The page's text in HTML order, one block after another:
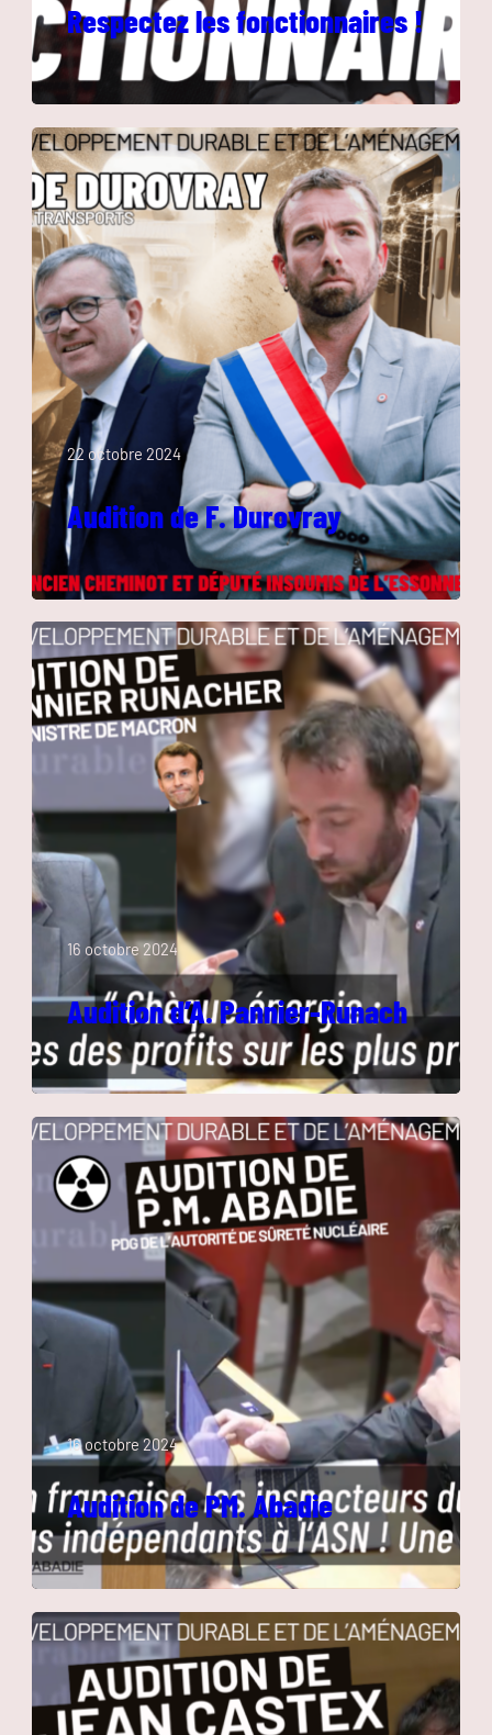
Respectez les fonctionnaires !
22 octobre 2024
Audition de F. Durovray
16 octobre 2024
Audition d’A. Pannier-Runach
16 octobre 2024
Audition de PM. Abadie